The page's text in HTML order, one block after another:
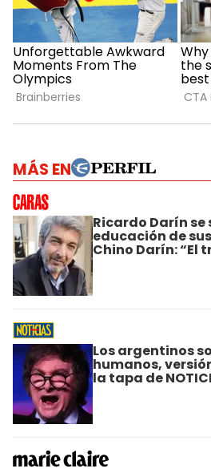
MÁS EN
Ricardo Darín se
educación de
Chino Darín: “El
Los argentinos
humanos,
la tapa de